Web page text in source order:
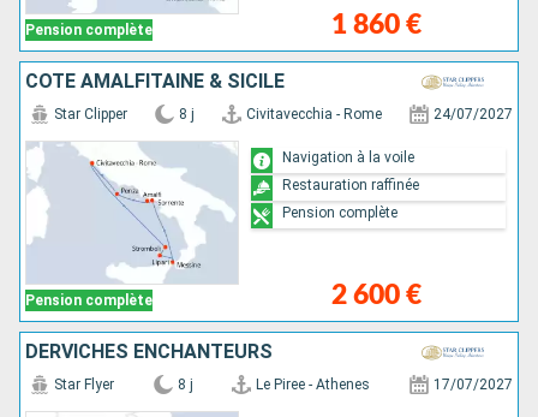
Pension complète 1 860 €
CÔTE AMALFITAINE & SICILE
Pension complète
Star Clipper 8 j Civitavecchia - Rome 24/07/2027
2 600 €
Navigation à la voile
Restauration raffinée
Pension complète
DERVICHES ENCHANTEURS
Star Flyer 8 j Le Piree - Athenes 17/07/2027